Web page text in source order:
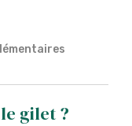
gilet ?